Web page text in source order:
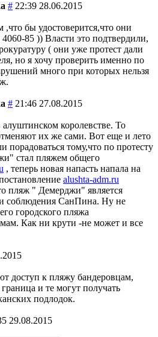
# 22:39 28.06.2015
,что бы удостоверится,что они
85 )) Власти это подтвердили,
( они уже протест дали
но я хочу проверить именно по
много при которых нельзя
# 21:46 27.08.2015
королевстве. То
их же сами. Вот еще и лето
порадоваться тому,что по протесту
стал пляжем общего
, теперь новая напасть напала на
alushta-adm.ru
пляж " Демерджи" является
соблюдения СанПина. Ну не
городского пляжа
Как ни крути -не может и все
доступ к пляжу бандеровцам,
и те могут получать
подлодок.
29.08.2015